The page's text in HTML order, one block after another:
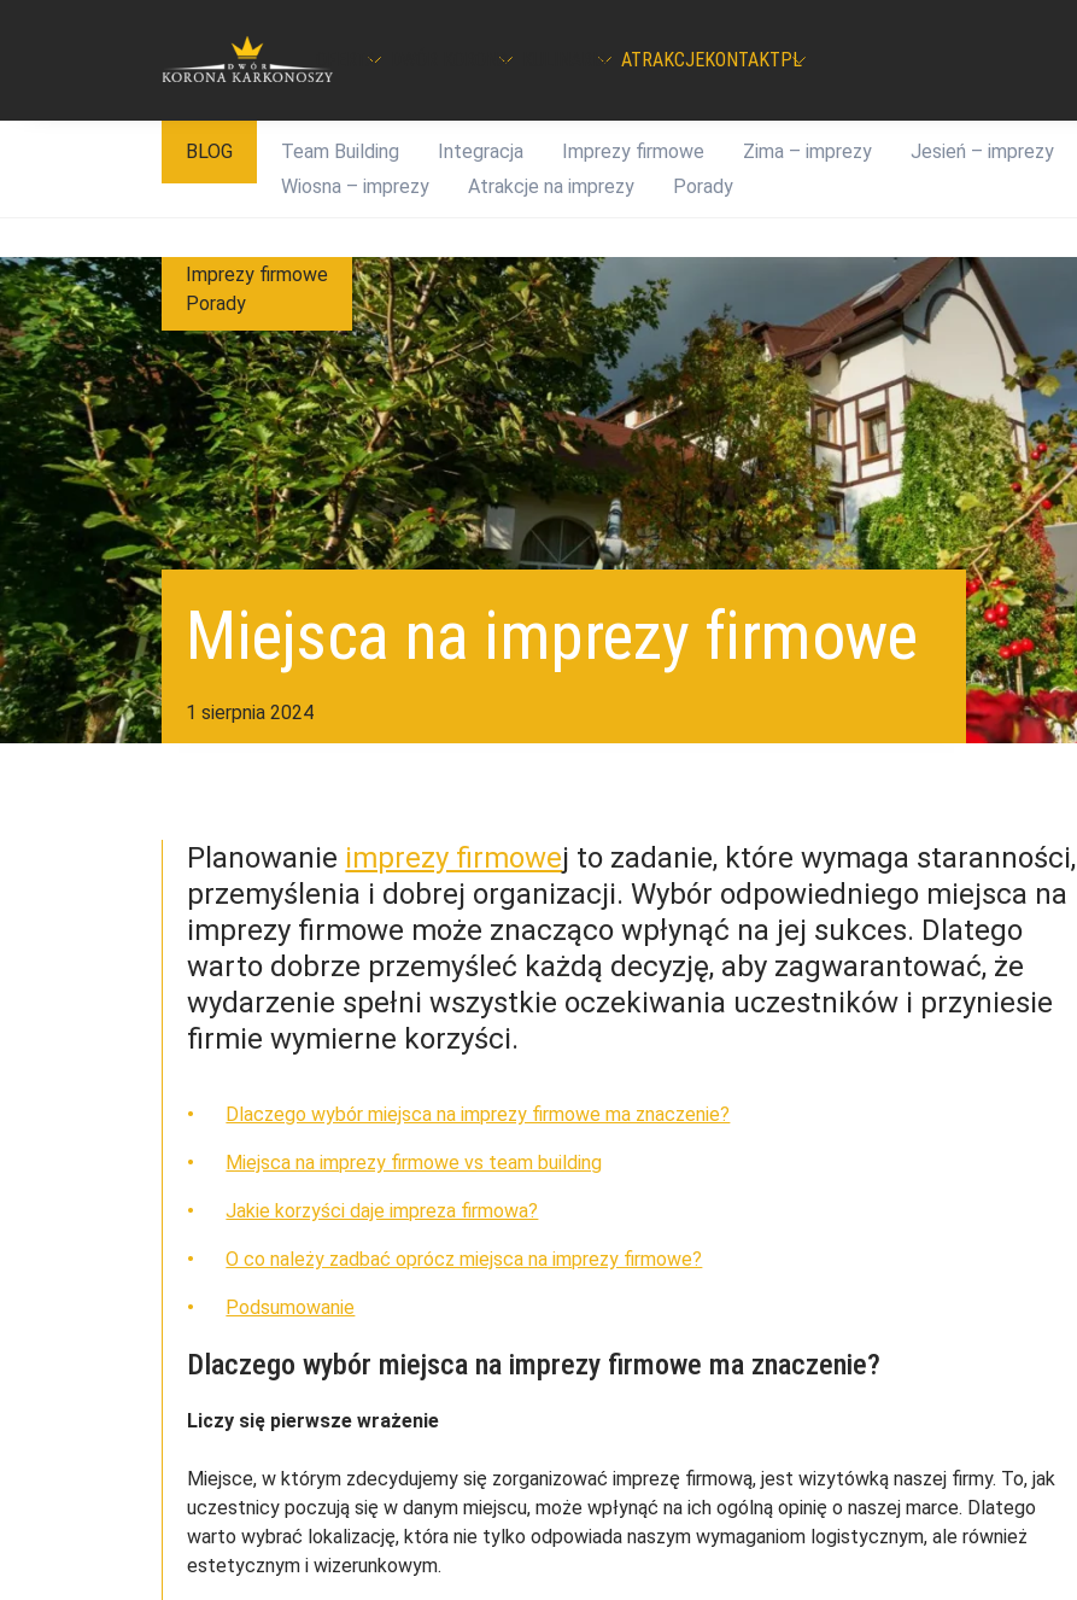
treści
OFERTA DWÓR KORONA KULINARIA ATRAKCJEKONTAKTPL
BLOG Team Building Integracja Imprezy firmowe Zima – imprezy Jesień – imprezy
Wiosna – imprezy
Atrakcje na imprezy Porady
Miejsca na imprezy firmowe
1 sierpnia 2024
Imprezy firmowe
Porady
Planowanie imprezy firmowej to zadanie, które wymaga staranności,
przemyślenia i dobrej organizacji. Wybór odpowiedniego miejsca na
imprezy firmowe może znacząco wpłynąć na jej sukces. Dlatego
warto dobrze przemyśleć każdą decyzję, aby zagwarantować, że
wydarzenie spełni wszystkie oczekiwania uczestników i przyniesie
firmie wymierne korzyści.
Dlaczego wybór miejsca na imprezy firmowe ma znaczenie?
Miejsca na imprezy firmowe vs team building
Jakie korzyści daje impreza firmowa?
O co należy zadbać oprócz miejsca na imprezy firmowe?
Podsumowanie
Dlaczego wybór miejsca na imprezy firmowe ma znaczenie?
Liczy się pierwsze wrażenie
Miejsce, w którym zdecydujemy się zorganizować imprezę firmową, jest wizytówką naszej firmy. To, jak
uczestnicy poczują się w danym miejscu, może wpłynąć na ich ogólną opinię o naszej marce. Dlatego
warto wybrać lokalizację, która nie tylko odpowiada naszym wymaganiom logistycznym, ale również
estetycznym i wizerunkowym.